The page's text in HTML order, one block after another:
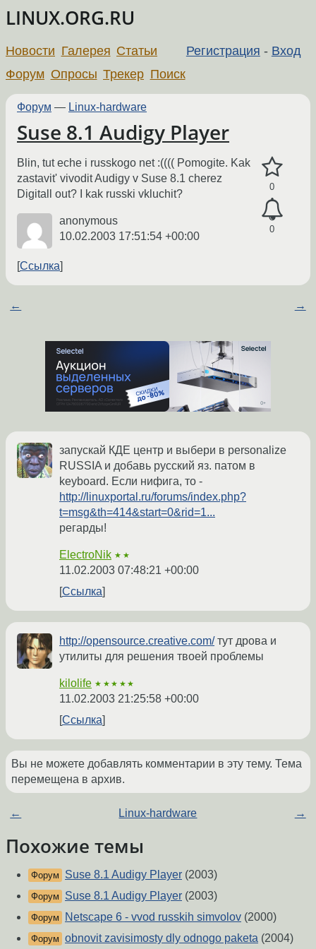
LINUX.ORG.RU
Регистрация - Вход
Новости Галерея Статьи
Форум Опросы Трекер Поиск
Форум — Linux-hardware
Suse 8.1 Audigy Player
0
0
Blin, tut eche i russkogo net :(((( Pomogite. Kak
zastavit' vivodit Audigy v Suse 8.1 cherez
Digitall out? I kak russki vkluchit?
anonymous
10.02.2003 17:51:54 +00:00
Ссылка
← →
запускай КДЕ центр и выбери в personalize
RUSSIA и добавь русский яз. патом в
keyboard. Если нифига, то -
http://linuxportal.ru/forums/index.php?
t=msg&th=414&start=0&rid=1...
регарды!
ElectroNik ★★
11.02.2003 07:48:21 +00:00
Ссылка
http://opensource.creative.com/тут дрова и
утилиты для решения твоей проблемы
kilolife ★★★★★
11.02.2003 21:25:58 +00:00
Ссылка
Вы не можете добавлять комментарии в эту тему. Тема
перемещена в архив.
← Linux-hardware →
Похожие темы
Форум Suse 8.1 Audigy Player (2003)
Форум Suse 8.1 Audigy Player (2003)
Форум Netscape 6 - vvod russkih simvolov (2000)
Форум obnovit zavisimosty dly odnogo paketa (2004)